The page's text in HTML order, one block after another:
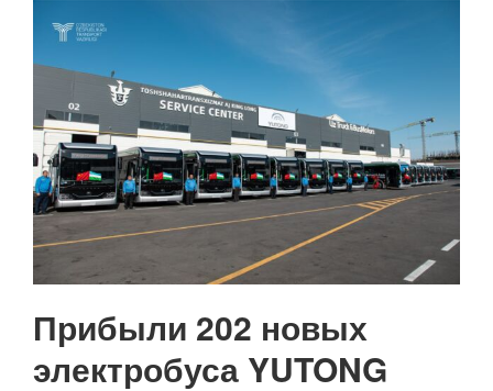
Прибыли 202 новых
электробуса YUTONG